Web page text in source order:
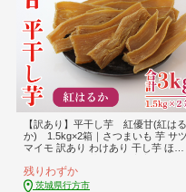
【訳あり】平干し芋 紅優甘(紅はる
か) 1.5kg×2箱｜さつまいも 芋 サツ
マイモ 訳あり わけあり 干し芋 ほし
6）
残りわずか
茨城県行方市